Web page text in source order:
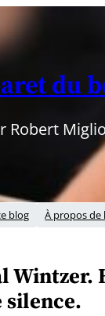
du
Robert
blog À propos de
Wintzer.
silence.